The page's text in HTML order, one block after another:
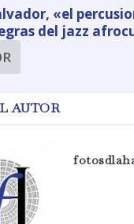
«el
del jazz
AUTOR